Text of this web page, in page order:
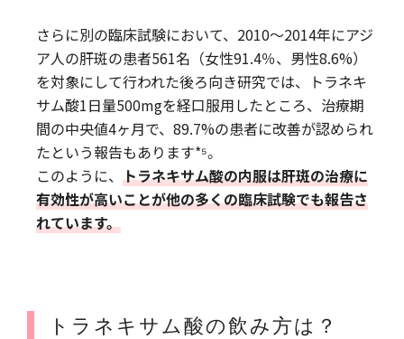
さらに別の臨床試験において、2010～2014年にアジ
ア人の肝斑の患者561名（女性91.4％、男性8.6%）
を対象にして行われた後ろ向き研究では、トラネキ
サム酸1日量500mgを経口服用したところ、治療期
間の中央値4ヶ月で、89.7%の患者に改善が認められ
たという報告もあります*⁵。
このように、 トラネキサム酸の内服は肝斑の治療に
有効性が高いことが他の多くの臨床試験でも報告さ
れています。
トラネキサム酸の飲み方は？